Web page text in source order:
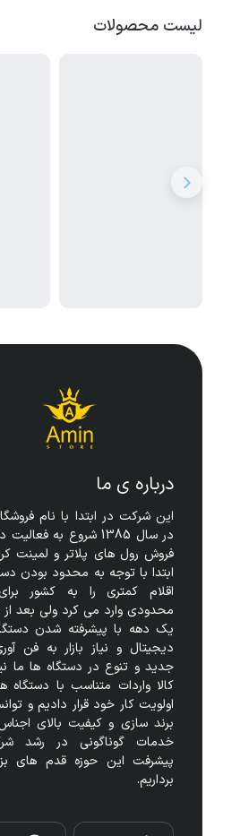
لیست محصولات
درباره ی ما
برداریم.